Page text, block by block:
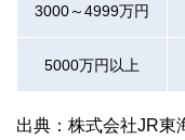
3000～4999万円
5000万円以上
出典：株式会社JR東